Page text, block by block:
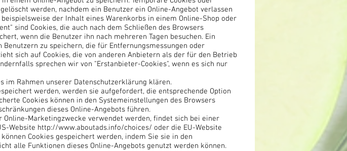
werden, nachdem ein Benutzer ein Online-Angebot verlassen
der Inhalt eines Warenkorbs in einem Online-Shop oder
sind Cookies, die auch nach dem Schließen des Browsers
wenn die Benutzer ihn nach mehreren Tagen besuchen. Ein
zu speichern, die für Entfernungsmessungen oder
sich auf Cookies, die von anderen Anbietern als der für den Betrieb
sprechen wir von "Erstanbieter-Cookies", wenn es sich nur
im Rahmen unserer Datenschutzerklärung klären.
werden, werden sie aufgefordert, die entsprechende Option
Cookies können in den Systemeinstellungen des Browsers
dieses Online-Angebots führen.
Online-Marketingzwecke verwendet werden, findet sich bei einer
Website http://www.aboutads.info/choices/ oder die EU-Website
Cookies gespeichert werden, indem Sie sie in den
alle Funktionen dieses Online-Angebots genutzt werden können.